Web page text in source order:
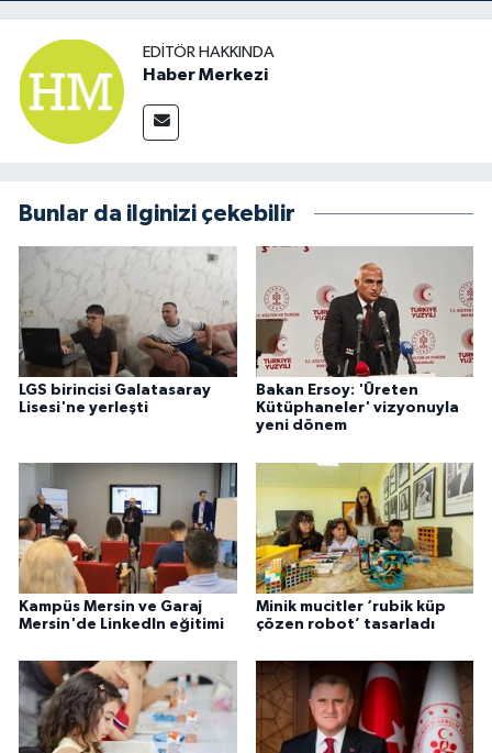
EDITÖR HAKKINDA
Haber Merkezi
Bunlar da ilginizi çekebilir
LGS birincisi Galatasaray
Lisesi'ne yerleşti
Bakan Ersoy: 'Üreten
Kütüphaneler' vizyonuyla
yeni dönem
Kampüs Mersin ve Garaj
Mersin'de LinkedIn eğitimi
Minik mucitler ‘rubik küp
çözen robot’ tasarladı